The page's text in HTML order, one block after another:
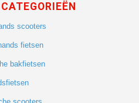
scooters
fietsen
bakfietsen